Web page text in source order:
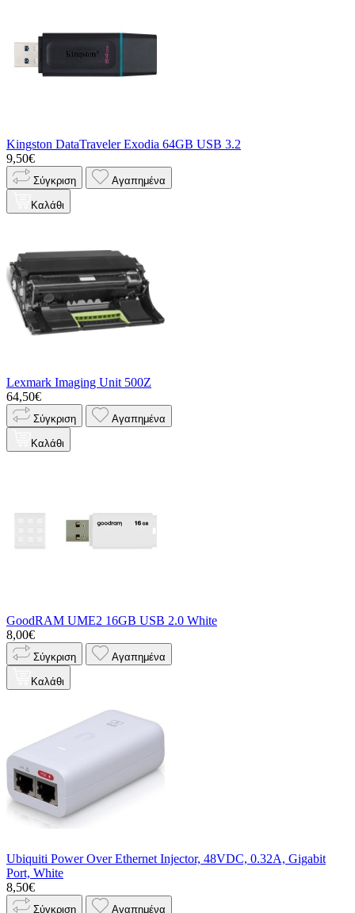
Kingston DataTraveler Exodia 64GB USB 3.2
9,50€
Σύγκριση Αγαπημένα
Καλάθι
Lexmark Imaging Unit 500Z
64,50€
Σύγκριση Αγαπημένα
Καλάθι
GoodRAM UME2 16GB USB 2.0 White
8,00€
Σύγκριση Αγαπημένα
Καλάθι
Ubiquiti Power Over Ethernet Injector, 48VDC, 0.32A, Gigabit
Port, White
8,50€
Σύγκριση Αγαπημένα